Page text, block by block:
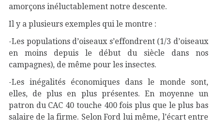
amorçons inéluctablement notre descente.
Il y a plusieurs exemples qui le montre :
-Les populations d’oiseaux s’effondrent (1/3 d’oiseaux
en moins depuis le début du siècle dans nos
campagnes), de même pour les insectes.
-Les inégalités économiques dans le monde sont,
elles, de plus en plus présentes. En moyenne un
patron du CAC 40 touche 400 fois plus que le plus bas
salaire de la firme. Selon Ford lui même, l’écart entre